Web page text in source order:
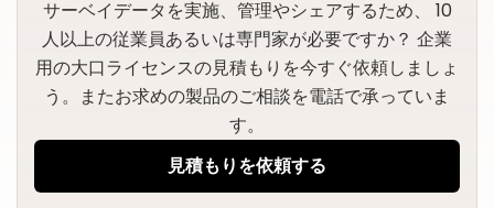
サーベイデータを実施、管理やシェアするため、 10
人以上の従業員あるいは専門家が必要ですか？ 企業
用の大口ライセンスの見積もりを今すぐ依頼しましょ
う。またお求めの製品のご相談を電話で承っていま
す。
見積もりを依頼する